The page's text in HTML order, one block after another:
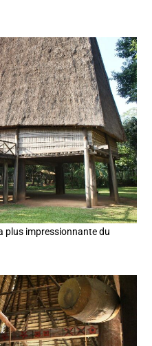
plus impressionnante du